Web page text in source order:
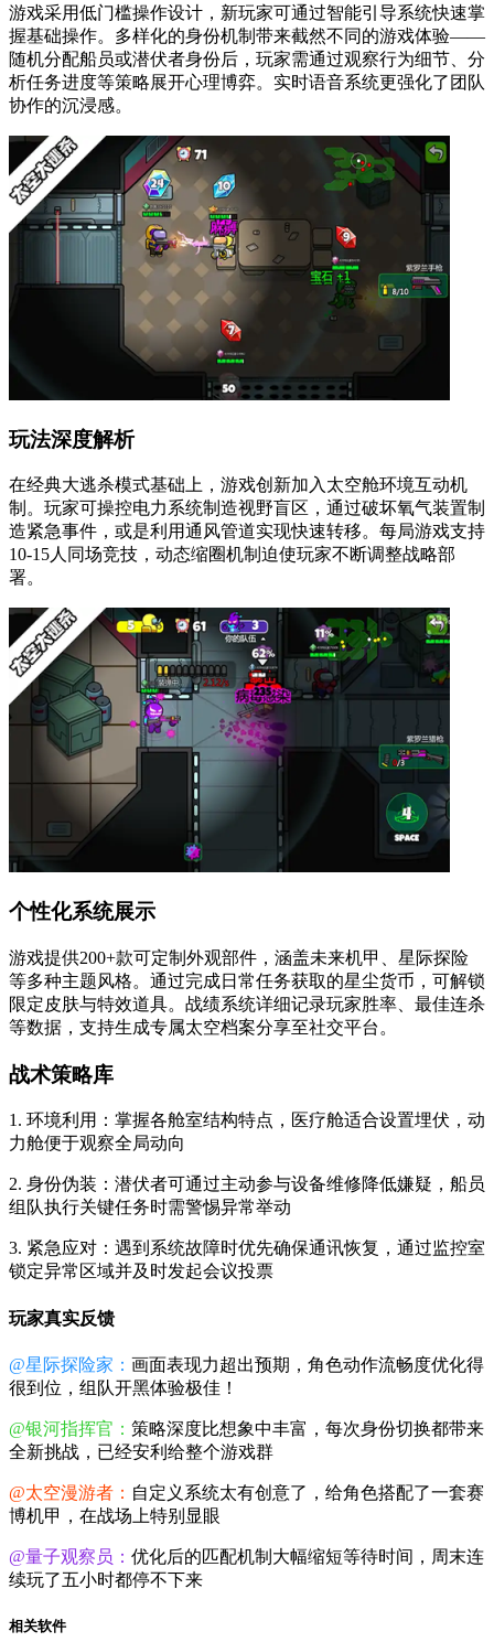
游戏采用低门槛操作设计，新玩家可通过智能引导系统快速掌
握基础操作。多样化的身份机制带来截然不同的游戏体验——
随机分配船员或潜伏者身份后，玩家需通过观察行为细节、分
析任务进度等策略展开心理博弈。实时语音系统更强化了团队
协作的沉浸感。
玩法深度解析
在经典大逃杀模式基础上，游戏创新加入太空舱环境互动机
制。玩家可操控电力系统制造视野盲区，通过破坏氧气装置制
造紧急事件，或是利用通风管道实现快速转移。每局游戏支持
10-15人同场竞技，动态缩圈机制迫使玩家不断调整战略部
署。
个性化系统展示
游戏提供200+款可定制外观部件，涵盖未来机甲、星际探险
等多种主题风格。通过完成日常任务获取的星尘货币，可解锁
限定皮肤与特效道具。战绩系统详细记录玩家胜率、最佳连杀
等数据，支持生成专属太空档案分享至社交平台。
战术策略库
1. 环境利用：掌握各舱室结构特点，医疗舱适合设置埋伏，动
力舱便于观察全局动向
2. 身份伪装：潜伏者可通过主动参与设备维修降低嫌疑，船员
组队执行关键任务时需警惕异常举动
3. 紧急应对：遇到系统故障时优先确保通讯恢复，通过监控室
锁定异常区域并及时发起会议投票
玩家真实反馈
@星际探险家： 画面表现力超出预期，角色动作流畅度优化得
很到位，组队开黑体验极佳！
@银河指挥官： 策略深度比想象中丰富，每次身份切换都带来
全新挑战，已经安利给整个游戏群
@太空漫游者： 自定义系统太有创意了，给角色搭配了一套赛
博机甲，在战场上特别显眼
@量子观察员： 优化后的匹配机制大幅缩短等待时间，周末连
续玩了五小时都停不下来
相关软件